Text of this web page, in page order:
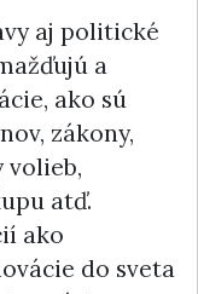
aj politické
a
ako sú
zákony,
volieb,
atď.
ako
do sveta